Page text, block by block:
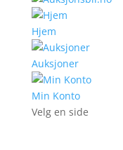
Hjem
Auksjoner
Min Konto
Velg en side